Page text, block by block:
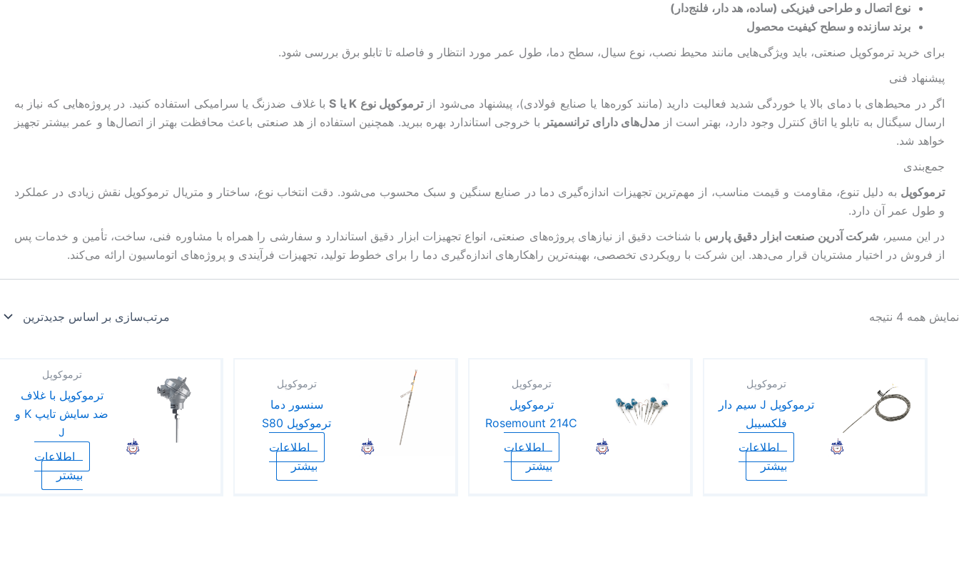
نوع اتصال و طراحی فیزیکی (ساده، هد دار، فلنج‌دار)
برند سازنده و سطح کیفیت محصول
برای خرید ترموکوپل صنعتی، باید ویژگی‌هایی مانند محیط نصب، نوع سیال، سطح دما، طول عمر مورد انتظار و فاصله تا تابلو برق بررسی شود.
پیشنهاد فنی
اگر در محیط‌های با دمای بالا یا خوردگی شدید فعالیت دارید (مانند کوره‌ها یا صنایع فولادی)، پیشنهاد می‌شود ازترموکوپل نوع K یا S
با غلاف ضدزنگ یا سرامیکی استفاده کنید. در پروژه‌هایی که نیاز به
ارسال سیگنال به تابلو یا اتاق کنترل وجود دارد، بهتر است از مدل‌های دارای ترانسمیتر با خروجی استاندارد بهره ببرید. همچنین استفاده از هد صنعتی باعث محافظت بهتر از اتصال‌ها و عمر بیشتر تجهیز
خواهد شد.
جمع‌بندی
ترموکوپل به دلیل تنوع، مقاومت و قیمت مناسب، از مهم‌ترین تجهیزات اندازه‌گیری دما در صنایع سنگین و سبک محسوب می‌شود. دقت انتخاب نوع، ساختار و متریال ترموکوپل نقش زیادی در عملکرد
و طول عمر آن دارد.
در این مسیر، شرکت آدرین صنعت ابزار دقیق پارس با شناخت دقیق از نیازهای پروژه‌های صنعتی، انواع تجهیزات ابزار دقیق استاندارد و سفارشی را همراه با مشاوره فنی، ساخت، تأمین و خدمات پس
از فروش در اختیار مشتریان قرار می‌دهد. این شرکت با رویکردی تخصصی، بهینه‌ترین راهکارهای اندازه‌گیری دما را برای خطوط تولید، تجهیزات فرآیندی و پروژه‌های اتوماسیون ارائه می‌کند.
نمایش همه 4 نتیجه
ترموکوپل
ترموکوپل J سیم دار
فلکسیبل
اطلاعات
بیشتر
ترموکوپل
ترموکوپل
Rosemount 214C
اطلاعات
بیشتر
ترموکوپل
سنسور دما
ترموکوپل S80
اطلاعات
بیشتر
ترموکوپل
ترموکوپل با غلاف
ضد سایش تایپ K و
J
اطلاعات
بیشتر